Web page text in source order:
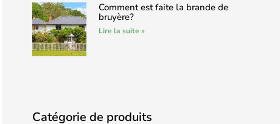
Comment est faite la brande de
bruyère?
Lire la suite »
Catégorie de produits